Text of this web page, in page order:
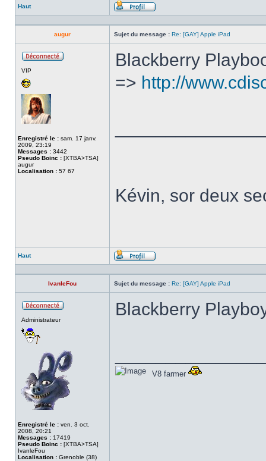
Haut
Profil
augur Sujet du message : Re: [GAY] Apple iPad
VIP
Enregistré le : sam. 17 janv.
2009, 23:19
Messages : 3442
Pseudo Boinc : [XTBA>TSA]
augur
Localisation : 57 67
Blackberry
=> http://
Kévin, sor deux
Haut
Profil
IvanleFou Sujet du message : Re: [GAY] Apple iPad
Administrateur
Enregistré le : ven. 3 oct.
2008, 20:21
Messages : 17419
Pseudo Boinc : [XTBA>TSA]
IvanleFou
Localisation : Grenoble (38)
Blackberry
V8 farmer